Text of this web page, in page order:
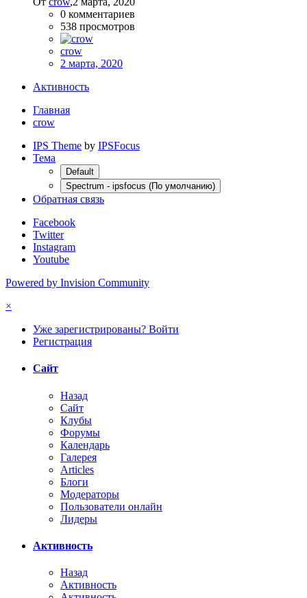
0 комментариев
538 просмотров
crow
2 марта, 2020
Активность
Главная
crow
IPS Theme by IPSFocus
Тема
Default
Spectrum - ipsfocus (По умолчанию)
Обратная связь
Facebook
Twitter
Instagram
Youtube
Powered by Invision Community
×
Уже зарегистрированы? Войти
Регистрация
Сайт
Назад
Сайт
Клубы
Форумы
Календарь
Галерея
Articles
Блоги
Модераторы
Пользователи онлайн
Лидеры
Активность
Назад
Активность